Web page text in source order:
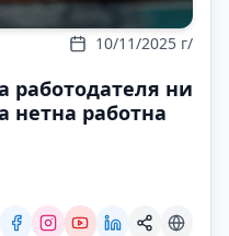
10/11/2025 г/
работодателя ни
нетна работна